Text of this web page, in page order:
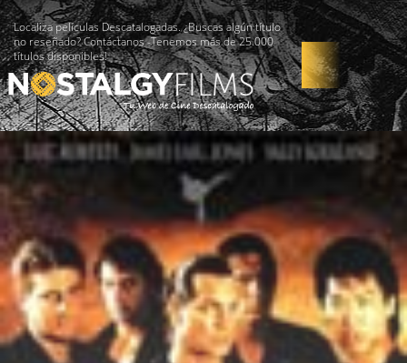
Localiza películas Descatalogadas. ¿Buscas algún título
no reseñado? Contáctanos -Tenemos más de 25.000
títulos disponibles!